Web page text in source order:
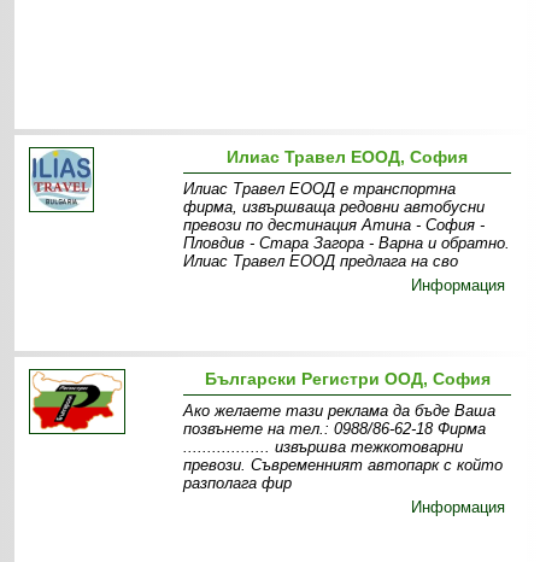
Илиас Травел ЕООД, София
Илиас Травел ЕООД е транспортна
фирма, извършваща редовни автобусни
превози по дестинация Атина - София -
Пловдив - Стара Загора - Варна и обратно.
Илиас Травел ЕООД предлага на сво
Информация
Български Регистри ООД, София
Ако желаете тази реклама да бъде Ваша
позвънете на тел.: 0988/86-62-18 Фирма
.................. извършва тежкотоварни
превози. Съвременният автопарк с който
разполага фир
Информация